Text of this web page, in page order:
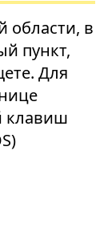
области, в
пункт,
Для
клавиш